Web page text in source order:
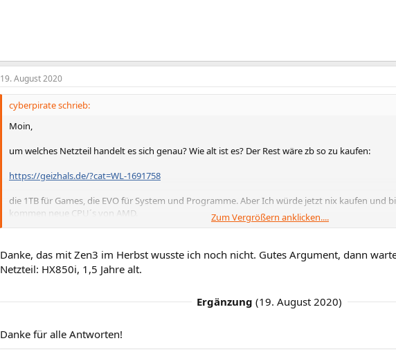
19. August 2020
cyberpirate schrieb:
Moin,
um welches Netzteil handelt es sich genau? Wie alt ist es? Der Rest wäre zb so zu kaufen:
https://geizhals.de/?cat=WL-1691758
die 1TB für Games, die EVO für System und Programme. Aber Ich würde jetzt nix kaufen und
kommen neue CPU´s von AMD.
Zum Vergrößern anklicken....
Danke, das mit Zen3 im Herbst wusste ich noch nicht. Gutes Argument, dann
Netzteil: HX850i, 1,5 Jahre alt.
Ergänzung (19. August 2020)
Danke für alle Antworten!